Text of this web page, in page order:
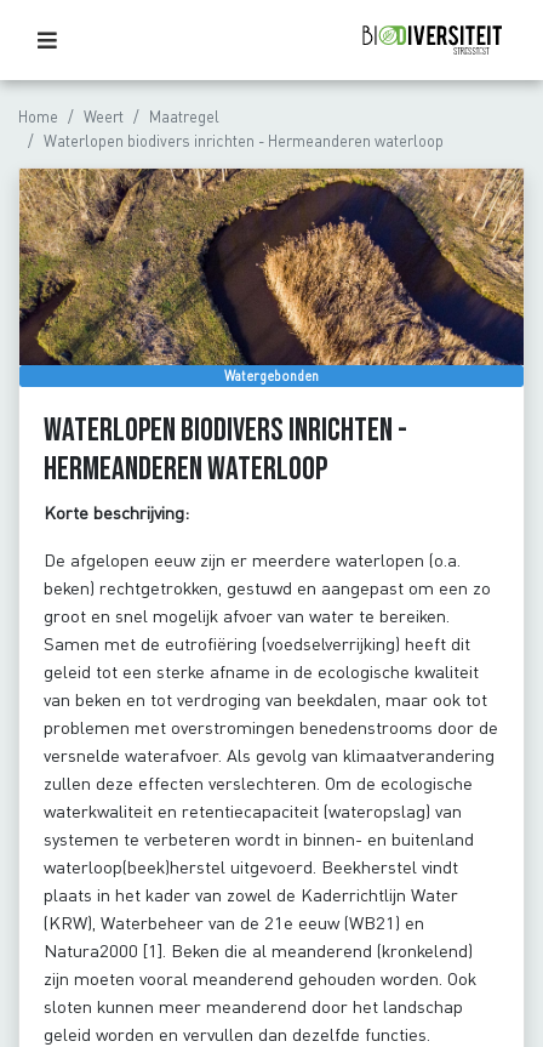
Home Weert
Maatregel
Waterlopen biodivers inrichten - Hermeanderen waterloop
Watergebonden
Waterlopen biodivers inrichten -
Hermeanderen waterloop
Korte beschrijving:
De afgelopen eeuw zijn er meerdere waterlopen (o.a.
beken) rechtgetrokken, gestuwd en aangepast om een zo
groot en snel mogelijk afvoer van water te bereiken.
Samen met de eutrofiëring (voedselverrijking) heeft dit
geleid tot een sterke afname in de ecologische kwaliteit
van beken en tot verdroging van beekdalen, maar ook tot
problemen met overstromingen benedenstrooms door de
versnelde waterafvoer. Als gevolg van klimaatverandering
zullen deze effecten verslechteren. Om de ecologische
waterkwaliteit en retentiecapaciteit (wateropslag) van
systemen te verbeteren wordt in binnen- en buitenland
waterloop(beek)herstel uitgevoerd. Beekherstel vindt
plaats in het kader van zowel de Kaderrichtlijn Water
(KRW), Waterbeheer van de 21e eeuw (WB21) en
Natura2000 [1]. Beken die al meanderend (kronkelend)
zijn moeten vooral meanderend gehouden worden. Ook
sloten kunnen meer meanderend door het landschap
geleid worden en vervullen dan dezelfde functies.